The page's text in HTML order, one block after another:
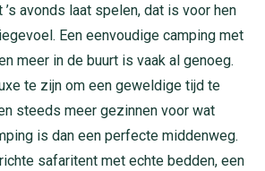
avonds laat spelen, dat is voor hen
Een eenvoudige camping met
meer in de buurt is vaak al genoeg.
te zijn om een geweldige tijd te
steeds meer gezinnen voor wat
is dan een perfecte middenweg.
safaritent met echte bedden, een